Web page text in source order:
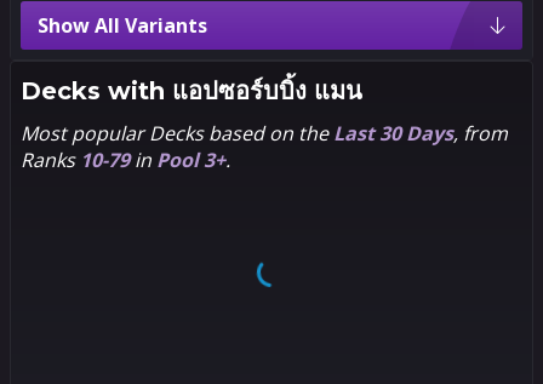
4
5
Sports
Show All Variants
Decks with แอปซอร์บบิ้ง แมน
Most popular Decks based on theLast 30 Days, from
Ranks 10-79in Pool 3+.